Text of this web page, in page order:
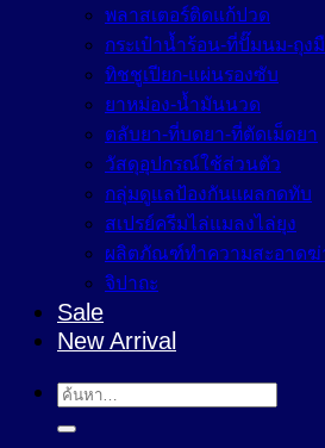
พลาสเตอร์ติดแก้ปวด
กระเป๋าน้ำร้อน-ที่ปั๊มนม-ถุง
ทิชชูเปียก-แผ่นรองซับ
ยาหม่อง-น้ำมันนวด
ตลับยา-ที่บดยา-ที่ตัดเม็ดยา
วัสดุอุปกรณ์ใช้ส่วนตัว
กลุ่มดูแลป้องกันแผลกดทับ
สเปรย์ครีมไล่แมลงไล่ยุง
ผลิตภัณฑ์ทำความสะอาดฆ่
จิปาถะ
Sale
New Arrival
ค้นหา: